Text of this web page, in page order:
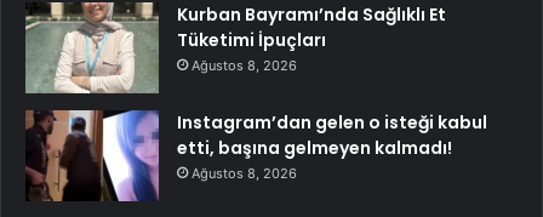
Kurban Bayramı’nda Sağlıklı Et
Tüketimi İpuçları
Ağustos 8, 2026
Instagram’dan gelen o isteği kabul
etti, başına gelmeyen kalmadı!
Ağustos 8, 2026